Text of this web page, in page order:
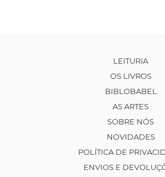
LEITURIA
OS LIVROS
BIBLOBABEL
AS ARTES
SOBRE NÓS
NOVIDADES
POLÍTICA DE
ENVIOS E